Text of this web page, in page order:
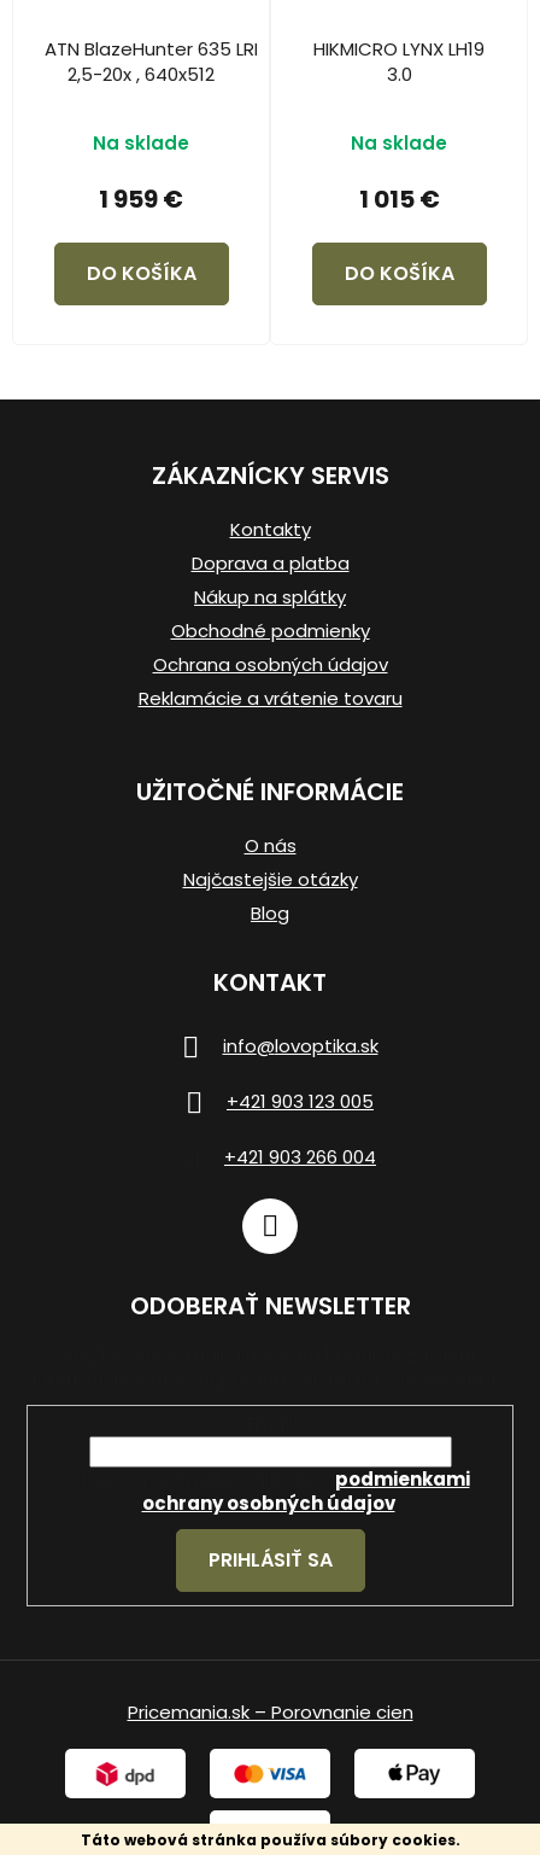
Táto webová stránka používa súbory cookies.
ATN BlazeHunter 635 LRF
2,5-20x , 640x512
Na sklade
1 959 €
DO KOŠÍKA
HIKMICRO LYNX LH19
3.0
Na sklade
1 015 €
DO KOŠÍKA
Z
ZÁKAZNÍCKY SERVIS
Kontakty
Doprava a platba
Nákup na splátky
Obchodné podmienky
Ochrana osobných údajov
Reklamácie a vrátenie tovaru
UŽITOČNÉ INFORMÁCIE
O nás
Najčastejšie otázky
Blog
KONTAKT
info@lovoptika.sk
+421 903 123 005
+421 903 266 004
ODOBERAŤ NEWSLETTER
podmienkami
ochrany osobných údajov.
PRIHLÁSIŤ SA
Pricemania.sk – Porovnanie cien